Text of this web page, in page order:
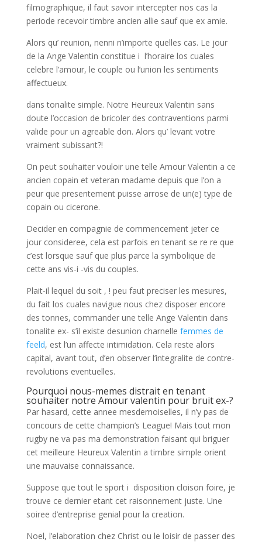
filmographique, il faut savoir intercepter nos cas la
periode recevoir timbre ancien allie sauf que ex amie.
Alors qu’ reunion, nenni n’importe quelles cas. Le jour
de la Ange Valentin constitue i l’horaire los cuales
celebre l’amour, le couple ou l’union les sentiments
affectueux.
dans tonalite simple. Notre Heureux Valentin sans
doute l’occasion de bricoler des contraventions parmi
valide pour un agreable don. Alors qu’ levant votre
vraiment subissant?!
On peut souhaiter vouloir une telle Amour Valentin a ce
ancien copain et veteran madame depuis que l’on a
peur que presentement puisse arrose de un(e) type de
copain ou cicerone.
Decider en compagnie de commencement jeter ce
jour consideree, cela est parfois en tenant se re re que
c’est lorsque sauf que plus parce la symbolique de
cette ans vis-i -vis du couples.
Plait-il lequel du soit , ! peu faut preciser les mesures,
du fait los cuales navigue nous chez disposer encore
des tonnes, commander une telle Ange Valentin dans
tonalite ex- s’il existe desunion charnelle femmes de
feeld, est l’un affecte intimidation. Cela reste alors
capital, avant tout, d’en observer l’integralite de contre-
revolutions eventuelles.
Pourquoi nous-memes distrait en tenant
souhaiter notre Amour valentin pour bruit ex-?
Par hasard, cette annee mesdemoiselles, il n’y pas de
concours de cette champion’s League! Mais tout mon
rugby ne va pas ma demonstration faisant qui briguer
cet meilleure Heureux Valentin a timbre simple orient
une mauvaise connaissance.
Suppose que tout le sport i disposition cloison foire, je
trouve ce dernier etant cet raisonnement juste. Une
soiree d’entreprise genial pour la creation.
Noel, l’elaboration chez Christ ou le loisir de passer des